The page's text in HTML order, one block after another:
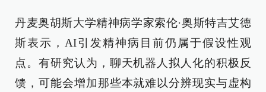
丹麦奥胡斯大学精神病学家索伦·奥斯特吉艾德
斯表示，AI引发精神病目前仍属于假设性观
点。有研究认为，聊天机器人拟人化的积极反
馈，可能会增加那些本就难以分辨现实与虚构